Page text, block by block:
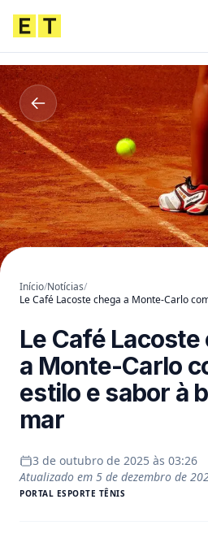
Início/Notícias/
Le Café Lacoste chega a Monte-Carlo
Le Café Lacoste
a Monte-Carlo
estilo e sabor à
mar
3 de outubro de 2025 às 03:26
Atualizado em 5 de dezembro de
PORTAL ESPORTE TÊNIS